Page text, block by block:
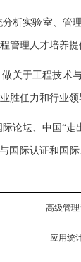
析实验室、管
管理人才培养
关于工程技术
胜任力和行业领
论坛、中国“
国际认证和国
高级管
应用统